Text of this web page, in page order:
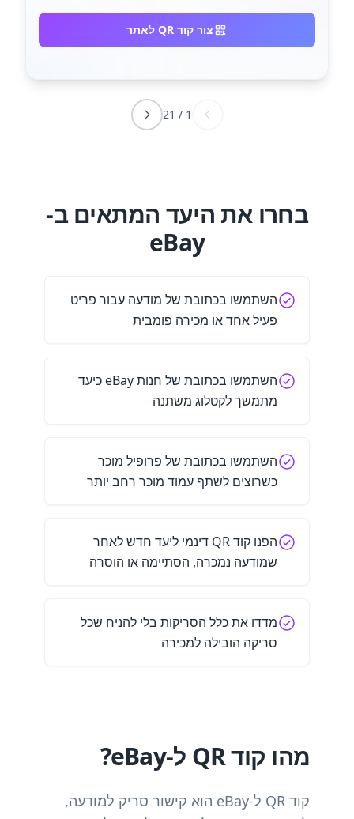
צור קוד QR לאתר
1
/
21
בחרו את היעד המתאים ב-
eBay
השתמשו בכתובת של מודעה עבור פריט
פעיל אחד או מכירה פומבית
השתמשו בכתובת של חנות eBay כיעד
מתמשך לקטלוג משתנה
השתמשו בכתובת של פרופיל מוכר
כשרוצים לשתף עמוד מוכר רחב יותר
הפנו קוד QR דינמי ליעד חדש לאחר
שמודעה נמכרה, הסתיימה או הוסרה
מדדו את כלל הסריקות בלי להניח שכל
סריקה הובילה למכירה
מהו קוד QR ל-eBay?
קוד QR ל-eBay הוא קישור סריק למודעה,